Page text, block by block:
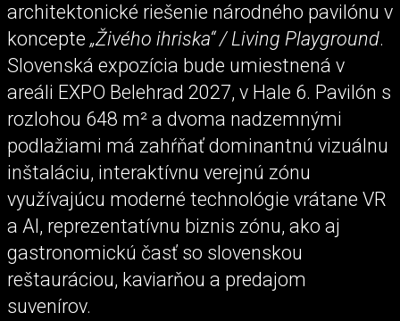
architektonické riešenie národného pavilónu v
koncepte „Živého ihriska“ / Living Playground.
Slovenská expozícia bude umiestnená v
areáli EXPO Belehrad 2027, v Hale 6. Pavilón s
rozlohou 648 m² a dvoma nadzemnými
podlažiami má zahŕňať dominantnú vizuálnu
inštaláciu, interaktívnu verejnú zónu
využívajúcu moderné technológie vrátane VR
a AI, reprezentatívnu biznis zónu, ako aj
gastronomickú časť so slovenskou
reštauráciou, kaviarňou a predajom
suvenírov.